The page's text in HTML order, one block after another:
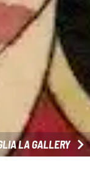
LA GALLERY